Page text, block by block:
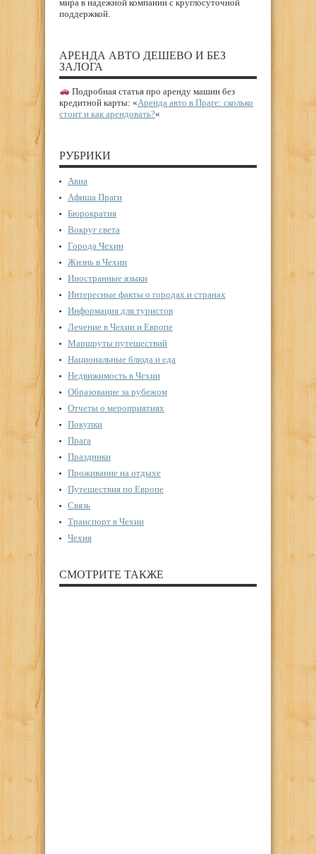
мира в надежной компании с круглосуточной
поддержкой.
АРЕНДА АВТО ДЕШЕВО И БЕЗ
ЗАЛОГА
Подробная статья про аренду машин без
кредитной карты: «Аренда авто в Праге: сколько
стоит и как арендовать?«
РУБРИКИ
Авиа
Афиша Праги
Бюрократия
Вокруг света
Города Чехии
Жизнь в Чехии
Иностранные языки
Интересные факты о городах и странах
Информация для туристов
Лечение в Чехии и Европе
Маршруты путешествий
Национальные блюда и еда
Недвижимость в Чехии
Образование за рубежом
Отчеты о мероприятиях
Покупки
Прага
Праздники
Проживание на отдыхе
Путешествия по Европе
Связь
Транспорт в Чехии
Чехия
СМОТРИТЕ ТАКЖЕ